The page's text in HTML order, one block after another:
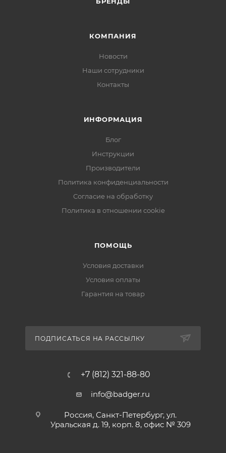
КОМПАНИЯ
Новости
Наши сотрудники
Контакты
ИНФОРМАЦИЯ
Блог
Инструкции
Производители
Политика конфиденциальности
Согласие на обработку
Политика в отношении cookie
ПОМОЩЬ
Условия доставки
Условия оплаты
Гарантия на товар
ПОДПИСАТЬСЯ НА РАССЫЛКУ
+7 (812) 321-88-80
info@badger.ru
Россия, Санкт-Петербург, ул.
Уральская д. 19, корп. 8, офис № 309